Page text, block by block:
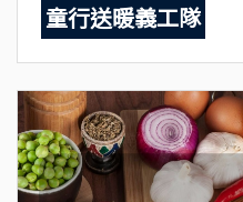
童行送暖義工隊